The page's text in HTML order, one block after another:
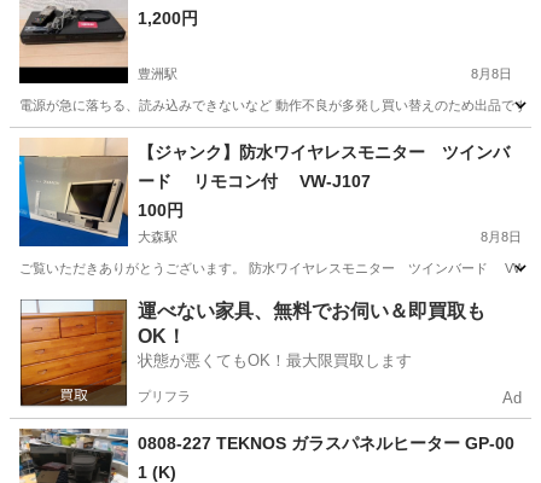
1,200円
豊洲駅 8月8日
電源が急に落ちる、読み込みできないなど 動作不良が多発し買い替えのため出品で
東京 江東区 豊洲駅 映像プレーヤー、レコーダー
【ジャンク】防水ワイヤレスモニター ツインバ
ード リモコン付 VW-J107
100円
大森駅 8月8日
ご覧いただきありがとうございます。 防水ワイヤレスモニター ツインバード VW-
東京 大田区 大森駅 テレビ モニター
運べない家具、無料でお伺い＆即買取も
OK！
状態が悪くてもOK！最大限買取します
プリフラ Ad
0808-227 TEKNOS ガラスパネルヒーター GP-00
1 (K)